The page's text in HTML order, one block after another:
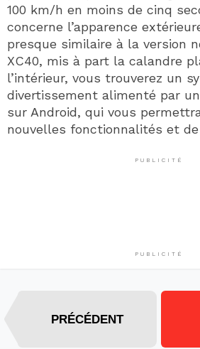
100 km/h en moins de cinq
concerne l’apparence
presque similaire à la version
XC40, mis à part la calandre
l’intérieur, vous trouverez un
divertissement alimenté par
sur Android, qui vous
nouvelles fonctionnalités et
PUBLICITÉ
PUBLICITÉ
PRÉCÉDENT